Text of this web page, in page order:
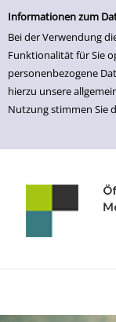
Einfache
Informationen zum
Bei der Verwendung
Funktionalität für Sie
personenbezogene
hierzu unsere
Nutzung stimmen Sie
zur Navigation springen
zum Inhalt springen
Zur Detailanzeige springen